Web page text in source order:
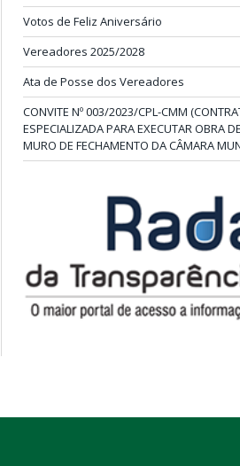
Votos de Feliz Aniversário
Vereadores 2025/2028
Ata de Posse dos Vereadores
CONVITE Nº 003/2023/CPL-CMM
ESPECIALIZADA PARA EXECUTAR OBRA
MURO DE FECHAMENTO DA CÂMARA